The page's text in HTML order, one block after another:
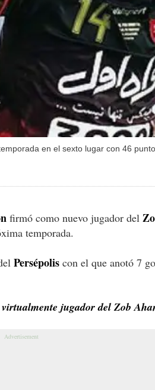
en el sexto lugar con 46
firmó como nuevo jugador del
temporada.
Persépolis con el que anotó 7
jugador del Zob